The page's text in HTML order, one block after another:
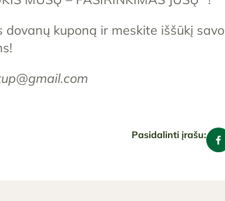
dovanų kuponą ir meskite iššūkį savo
Pasidalinti įrašu: